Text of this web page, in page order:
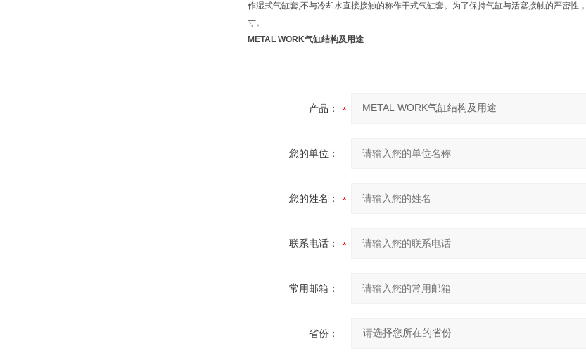
作湿式气缸套;不与冷却水直接接触的称作干式气缸套。为了保持气缸与活塞接触的严密
寸。
METAL WORK气缸结构及用途
产品：
您的单位：
您的姓名：
联系电话：
常用邮箱：
省份：